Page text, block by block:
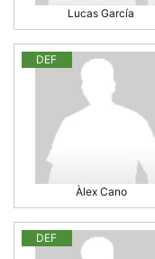
Lucas García
DEF
Àlex Cano
DEF